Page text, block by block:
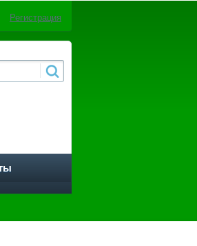
Регистрация